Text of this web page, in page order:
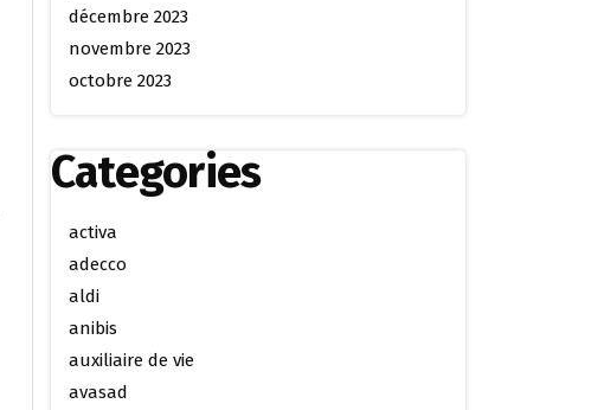
décembre 2023
novembre 2023
octobre 2023
Categories
activa
adecco
aldi
anibis
auxiliaire de vie
avasad